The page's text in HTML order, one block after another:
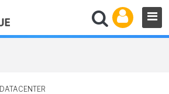
DATACENTER